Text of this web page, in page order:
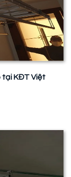
tại KĐT Việt